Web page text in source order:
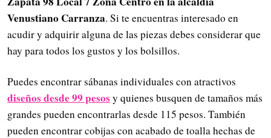
Venustiano Carranza. Si te encuentras interesado en
acudir y adquirir alguna de las piezas debes considerar que
hay para todos los gustos y los bolsillos.
Puedes encontrar sábanas individuales con atractivos
diseños desde 99 pesosy quienes busquen de tamaños más
grandes pueden encontrarlas desde 115 pesos. También
pueden encontrar cobijas con acabado de toalla hechas de